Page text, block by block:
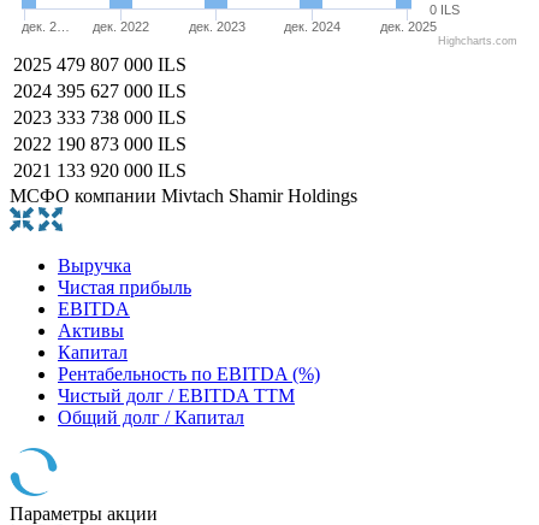
дек. 2… дек. 2022 дек. 2023 дек. 2024 дек. 2025
0 ILS
Highcharts.com
2025 479 807 000 ILS
2024 395 627 000 ILS
2023 333 738 000 ILS
2022 190 873 000 ILS
2021 133 920 000 ILS
МСФО компании Mivtach Shamir Holdings
Выручка
Чистая прибыль
EBITDA
Активы
Капитал
Рентабельность по EBITDA (%)
Чистый долг / EBITDA TTM
Общий долг / Капитал
Параметры акции